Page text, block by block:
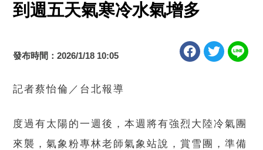
到週五天氣寒冷水氣增多
發布時間：2026/1/18 10:05
記者蔡怡倫／台北報導
度過有太陽的一週後，本週將有強烈大陸冷氣團
來襲，氣象粉專林老師氣象站說，賞雪團，準備